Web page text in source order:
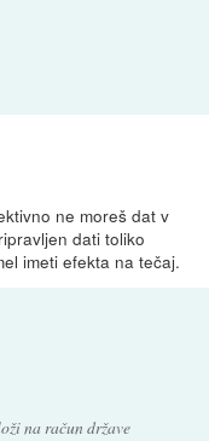
ne moreš dat v
dati toliko
imeti efekta na tečaj.
na račun države